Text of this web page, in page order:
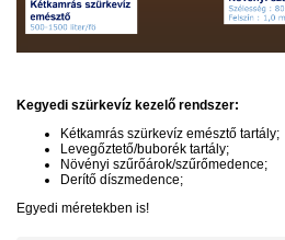
Kegyedi szürkevíz kezelő rendszer:
Kétkamrás szürkevíz emésztő tartály;
Levegőztető/buborék tartály;
Növényi szűrőárok/szűrőmedence;
Derítő díszmedence;
Egyedi méretekben is!